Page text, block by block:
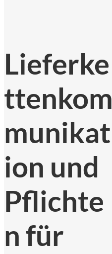
Lieferke
ttenkom
munikat
ion und
Pflichte
n für